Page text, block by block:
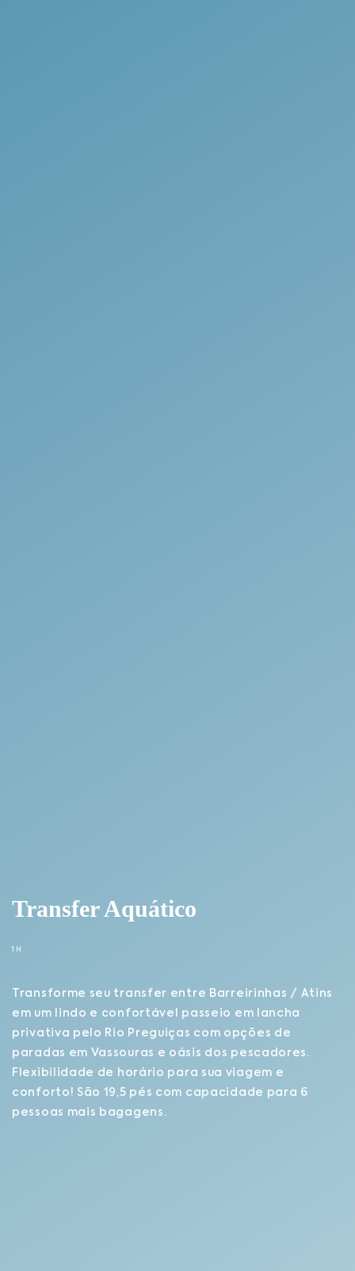
Transfer Aquático
1H
Transforme seu transfer entre Barreirinhas / Atins
em um lindo e confortável passeio em lancha
privativa pelo Rio Preguiças com opções de
paradas em Vassouras e oásis dos pescadores.
Flexibilidade de horário para sua viagem e
conforto! São 19,5 pés com capacidade para 6
pessoas mais bagagens.